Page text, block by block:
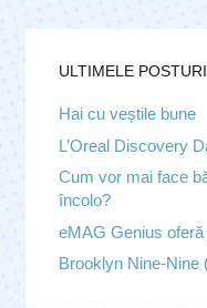
ULTIMELE POSTURI.
Hai cu veștile bune
L’Oreal Discovery
Cum vor mai face
încolo?
eMAG Genius
Brooklyn Nine-Nine